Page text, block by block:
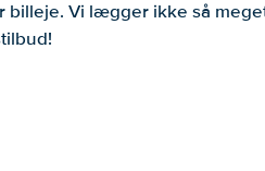
billeje. Vi lægger ikke så